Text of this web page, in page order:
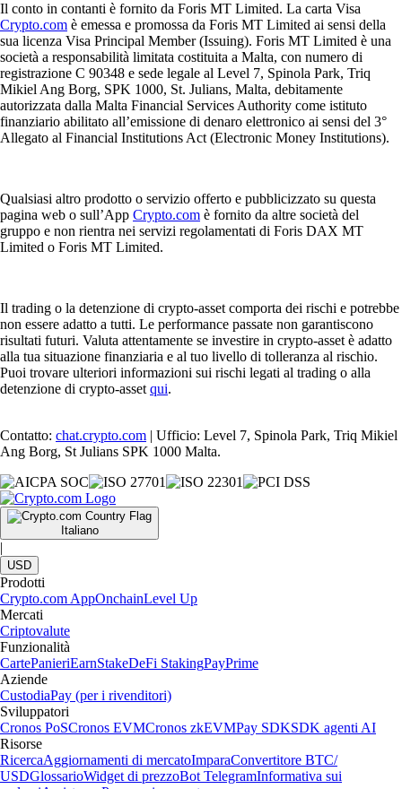
Il conto in contanti è fornito da Foris MT Limited. La carta Visa
Crypto.com è emessa e promossa da Foris MT Limited ai sensi della
sua licenza Visa Principal Member (Issuing). Foris MT Limited è una
società a responsabilità limitata costituita a Malta, con numero di
registrazione C 90348 e sede legale al Level 7, Spinola Park, Triq
Mikiel Ang Borg, SPK 1000, St. Julians, Malta, debitamente
autorizzata dalla Malta Financial Services Authority come istituto
finanziario abilitato all’emissione di denaro elettronico ai sensi del 3°
Allegato al Financial Institutions Act (Electronic Money Institutions).
Qualsiasi altro prodotto o servizio offerto e pubblicizzato su questa
pagina web o sull’App Crypto.com è fornito da altre società del
gruppo e non rientra nei servizi regolamentati di Foris DAX MT
Limited o Foris MT Limited.
Il trading o la detenzione di crypto-asset comporta dei rischi e potrebbe
non essere adatto a tutti. Le performance passate non garantiscono
risultati futuri. Valuta attentamente se investire in crypto-asset è adatto
alla tua situazione finanziaria e al tuo livello di tolleranza al rischio.
Puoi trovare ulteriori informazioni sui rischi legati al trading o alla
detenzione di crypto-asset qui.
Contatto: chat.crypto.com | Ufficio: Level 7, Spinola Park, Triq Mikiel
Ang Borg, St Julians SPK 1000 Malta.
Italiano
|
USD
Prodotti
Crypto.com AppOnchainLevel Up
Mercati
Criptovalute
Funzionalità
CartePanieriEarnStakeDeFi StakingPayPrime
Aziende
CustodiaPay (per i rivenditori)
Sviluppatori
Cronos PoSCronos EVMCronos zkEVMPay SDKSDK agenti AI
Risorse
RicercaAggiornamenti di mercatoImparaConvertitore BTC/
USDGlossarioWidget di prezzoBot TelegramInformativa sui